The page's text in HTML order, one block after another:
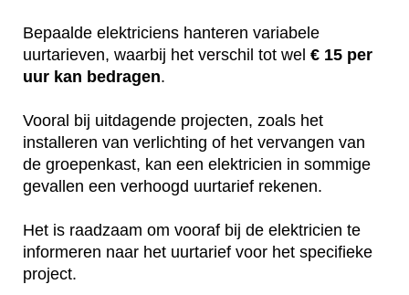
Bepaalde elektriciens hanteren variabele
uurtarieven, waarbij het verschil tot wel € 15 per
uur kan bedragen.
Vooral bij uitdagende projecten, zoals het
installeren van verlichting of het vervangen van
de groepenkast, kan een elektricien in sommige
gevallen een verhoogd uurtarief rekenen.
Het is raadzaam om vooraf bij de elektricien te
informeren naar het uurtarief voor het specifieke
project.